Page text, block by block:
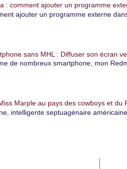
: comment ajouter un programme
ajouter un programme externe
sans MHL : Diffuser son écran
de nombreux smartphone, mon
Marple au pays des cowboys et du
intelligente septuagénaire